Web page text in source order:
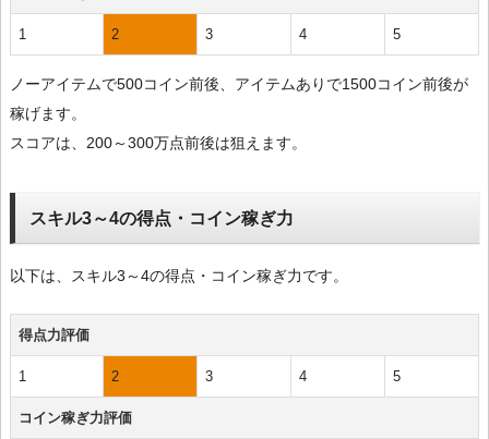
1 2 3 4 5
ノーアイテムで500コイン前後、アイテムありで1500コイン前後が
稼げます。
スコアは、200～300万点前後は狙えます。
スキル3～4の得点・コイン稼ぎ力
以下は、スキル3～4の得点・コイン稼ぎ力です。
得点力評価
1 2 3 4 5
コイン稼ぎ力評価